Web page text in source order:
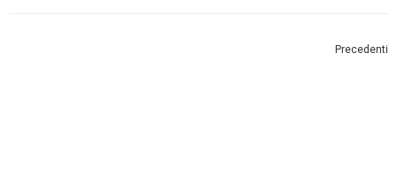
Precedenti